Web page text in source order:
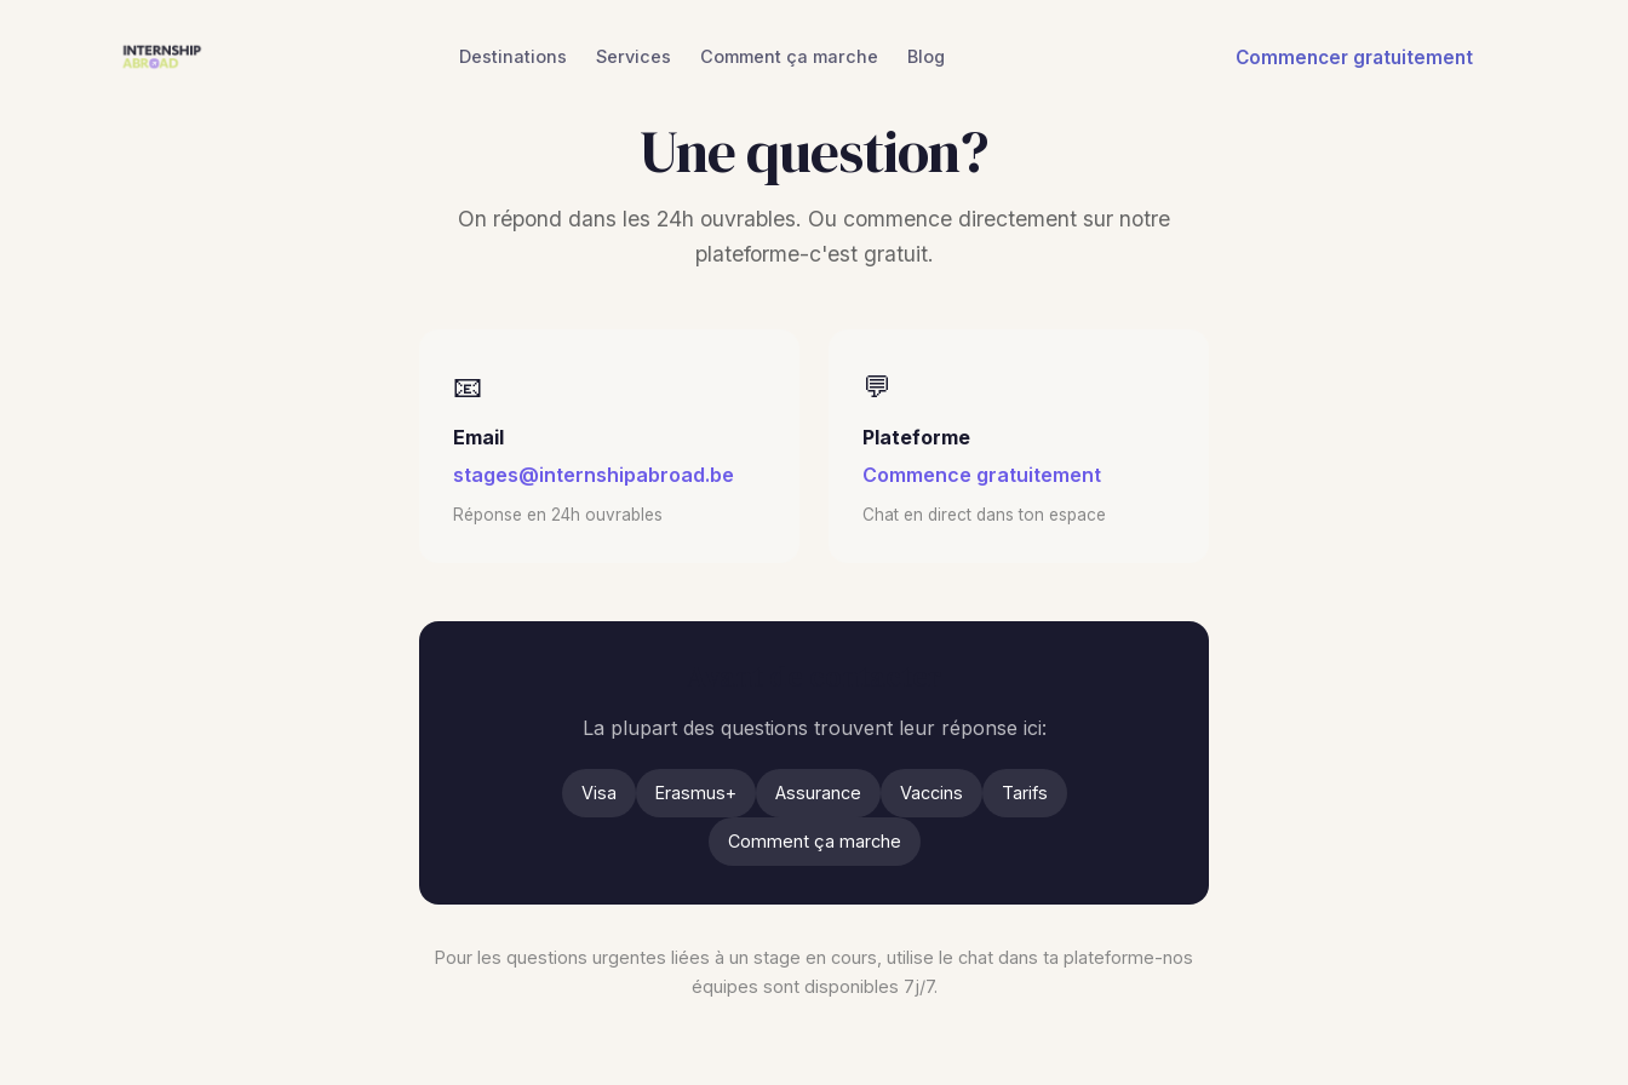
Destinations Services Comment ça marche Blog Commencer gratuitement
Une question?
On répond dans les 24h ouvrables. Ou commence directement sur notre
plateforme-c'est gratuit.
📧
Email
stages@internshipabroad.be
Réponse en 24h ouvrables
💬
Plateforme
Commence gratuitement
Chat en direct dans ton espace
La plupart des questions trouvent leur réponse ici:
Visa Erasmus+ Assurance Vaccins Tarifs
Comment ça marche
Pour les questions urgentes liées à un stage en cours, utilise le chat dans ta plateforme-nos
équipes sont disponibles 7j/7.